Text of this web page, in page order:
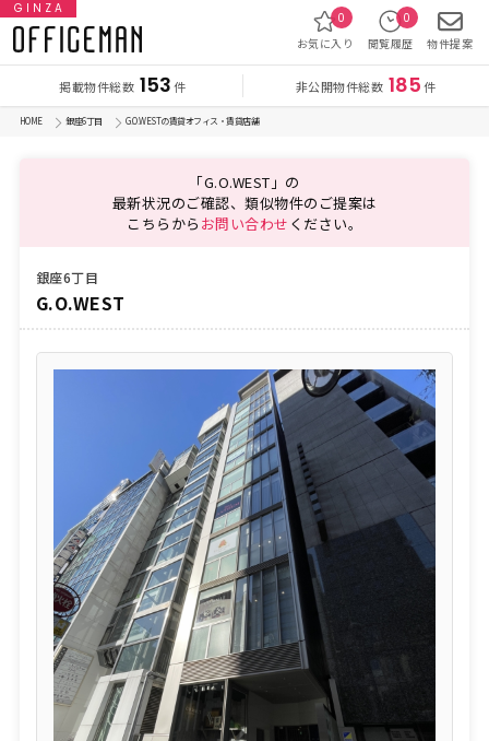
GINZA
掲載物件総数 153件 非公開物件総数 185件
お気に入り
0
閲覧履歴
0
物件提案
HOME 銀座6丁目 G.O.WESTの賃貸オフィス・賃貸店舗
「G.O.WEST」の
最新状況のご確認、類似物件のご提案は
こちらから お問い合わせ ください。
銀座6丁目
G.O.WEST